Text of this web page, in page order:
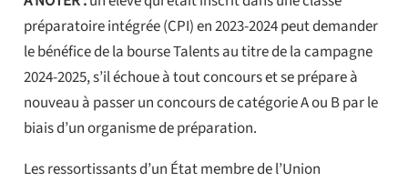
préparatoire intégrée (CPI) en 2023-2024 peut demander
le bénéfice de la bourse Talents au titre de la campagne
2024-2025, s’il échoue à tout concours et se prépare à
nouveau à passer un concours de catégorie A ou B par le
biais d’un organisme de préparation.
Les ressortissants d’un État membre de l’Union